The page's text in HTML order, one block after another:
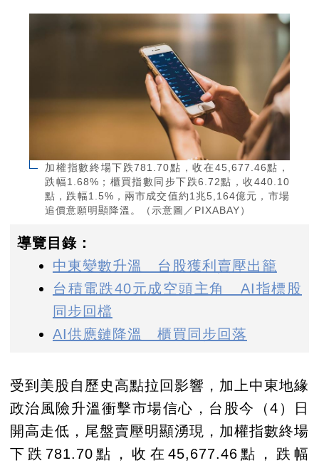
加權指數終場下跌781.70點，收在45,677.46點，
跌幅1.68%；櫃買指數同步下跌6.72點，收440.10
點，跌幅1.5%，兩市成交值約1兆5,164億元，市場
追價意願明顯降溫。（示意圖／PIXABAY）
導覽目錄：
中東變數升溫 台股獲利賣壓出籠
台積電跌40元成空頭主角 AI指標股
同步回檔
AI供應鏈降溫 櫃買同步回落
受到美股自歷史高點拉回影響，加上中東地緣
政治風險升溫衝擊市場信心，台股今（4）日
開高走低，尾盤賣壓明顯湧現，加權指數終場
下跌781.70點，收在45,677.46點，跌幅